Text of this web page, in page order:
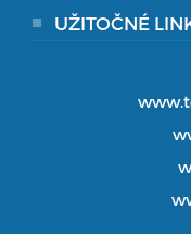
UŽITOČNÉ